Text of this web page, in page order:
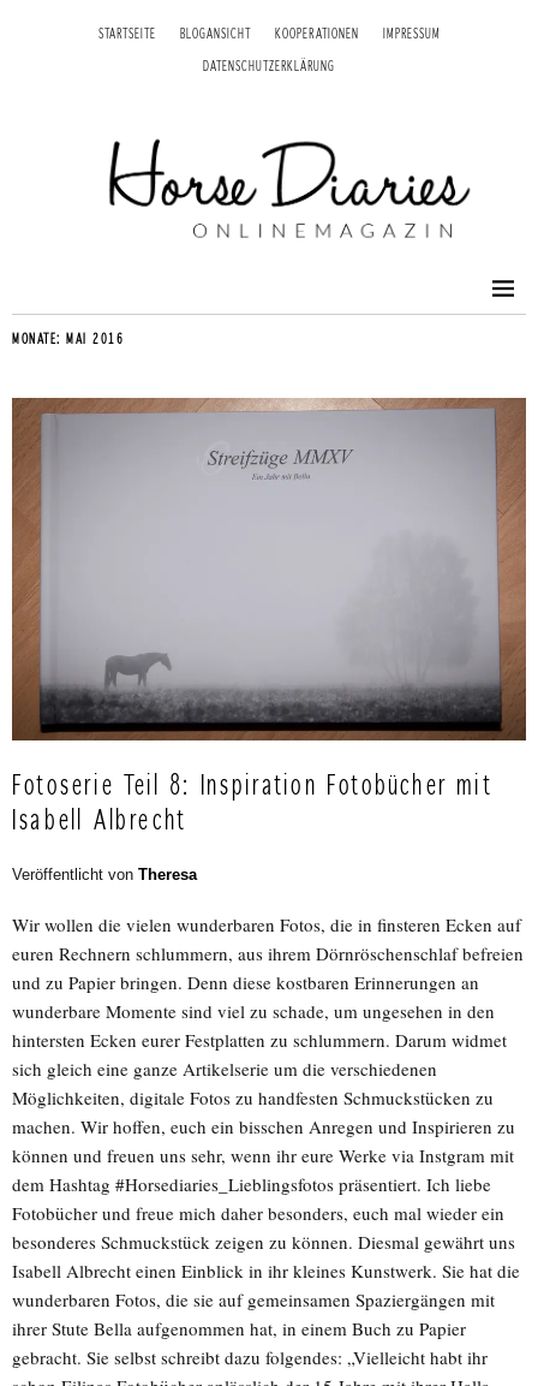
STARTSEITE BLOGANSICHT KOOPERATIONEN IMPRESSUM
DATENSCHUTZERKLÄRUNG
MONATE: MAI 2016
Fotoserie Teil 8: Inspiration Fotobücher mit
Isabell Albrecht
Veröffentlicht von Theresa
Wir wollen die vielen wunderbaren Fotos, die in finsteren Ecken auf
euren Rechnern schlummern, aus ihrem Dörnröschenschlaf befreien
und zu Papier bringen. Denn diese kostbaren Erinnerungen an
wunderbare Momente sind viel zu schade, um ungesehen in den
hintersten Ecken eurer Festplatten zu schlummern. Darum widmet
sich gleich eine ganze Artikelserie um die verschiedenen
Möglichkeiten, digitale Fotos zu handfesten Schmuckstücken zu
machen. Wir hoffen, euch ein bisschen Anregen und Inspirieren zu
können und freuen uns sehr, wenn ihr eure Werke via Instgram mit
dem Hashtag #Horsediaries_Lieblingsfotos präsentiert. Ich liebe
Fotobücher und freue mich daher besonders, euch mal wieder ein
besonderes Schmuckstück zeigen zu können. Diesmal gewährt uns
Isabell Albrecht einen Einblick in ihr kleines Kunstwerk. Sie hat die
wunderbaren Fotos, die sie auf gemeinsamen Spaziergängen mit
ihrer Stute Bella aufgenommen hat, in einem Buch zu Papier
gebracht. Sie selbst schreibt dazu folgendes: „Vielleicht habt ihr